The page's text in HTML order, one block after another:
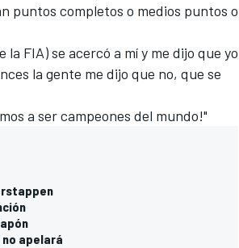
puntos completos o medios puntos o
FIA) se acercó a mí y me dijo que yo
la gente me dijo que no, que se
a ser campeones del mundo!"
apelará